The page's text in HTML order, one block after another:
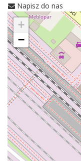
Napisz do nas
+
−